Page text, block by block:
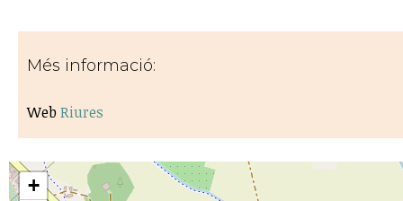
Més informació:
WebRiures
+